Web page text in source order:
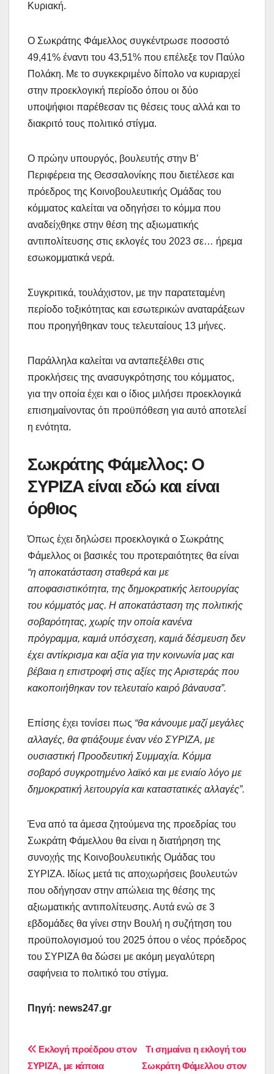
Κυριακή.
Ο Σωκράτης Φάμελλος συγκέντρωσε ποσοστό
49,41% έναντι του 43,51% που επέλεξε τον Παύλο
Πολάκη. Με το συγκεκριμένο δίπολο να κυριαρχεί
στην προεκλογική περίοδο όπου οι δύο
υποψήφιοι παρέθεσαν τις θέσεις τους αλλά και το
διακριτό τους πολιτικό στίγμα.
Ο πρώην υπουργός, βουλευτής στην Β’
Περιφέρεια της Θεσσαλονίκης που διετέλεσε και
πρόεδρος της Κοινοβουλευτικής Ομάδας του
κόμματος καλείται να οδηγήσει το κόμμα που
αναδείχθηκε στην θέση της αξιωματικής
αντιπολίτευσης στις εκλογές του 2023 σε… ήρεμα
εσωκομματικά νερά.
Συγκριτικά, τουλάχιστον, με την παρατεταμένη
περίοδο τοξικότητας και εσωτερικών αναταράξεων
που προηγήθηκαν τους τελευταίους 13 μήνες.
Παράλληλα καλείται να ανταπεξέλθει στις
προκλήσεις της ανασυγκρότησης του κόμματος,
για την οποία έχει και ο ίδιος μιλήσει προεκλογικά
επισημαίνοντας ότι προϋπόθεση για αυτό αποτελεί
η ενότητα.
Σωκράτης Φάμελλος: Ο
ΣΥΡΙΖΑ είναι εδώ και είναι
όρθιος
Όπως έχει δηλώσει προεκλογικά ο Σωκράτης
Φάμελλος οι βασικές του προτεραιότητες θα είναι
“η αποκατάσταση σταθερά και με
αποφασιστικότητα, της δημοκρατικής λειτουργίας
του κόμματός μας. Η αποκατάσταση της πολιτικής
σοβαρότητας, χωρίς την οποία κανένα
πρόγραμμα, καμιά υπόσχεση, καμιά δέσμευση δεν
έχει αντίκρισμα και αξία για την κοινωνία μας και
βέβαια η επιστροφή στις αξίες της Αριστεράς που
κακοποιήθηκαν τον τελευταίο καιρό βάναυσα”.
Επίσης έχει τονίσει πως “θα κάνουμε μαζί μεγάλες
αλλαγές, θα φτιάξουμε έναν νέο ΣΥΡΙΖΑ, με
ουσιαστική Προοδευτική Συμμαχία. Κόμμα
σοβαρό συγκροτημένο λαϊκό και με ενιαίο λόγο με
δημοκρατική λειτουργία και καταστατικές αλλαγές”.
Ένα από τα άμεσα ζητούμενα της προεδρίας του
Σωκράτη Φάμελλου θα είναι η διατήρηση της
συνοχής της Κοινοβουλευτικής Ομάδας του
ΣΥΡΙΖΑ. Ιδίως μετά τις αποχωρήσεις βουλευτών
που οδήγησαν στην απώλεια της θέσης της
αξιωματικής αντιπολίτευσης. Αυτά ενώ σε 3
εβδομάδες θα γίνει στην Βουλή η συζήτηση του
προϋπολογισμού του 2025 όπου ο νέος πρόεδρος
του ΣΥΡΙΖΑ θα δώσει με ακόμη μεγαλύτερη
σαφήνεια το πολιτικό του στίγμα.
Πηγή: news247.gr
Πλοήγηση
Τι σημαίνει η εκλογή του
Σωκράτη Φάμελλου στον
Εκλογή προέδρου στον
ΣΥΡΙΖΑ, με κάποια